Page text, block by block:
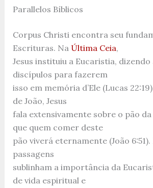
Parallelos Bíblicos
Corpus Christi encontra seu
Escrituras. Na Última Ceia,
Jesus instituiu a Eucaristia, dizendo
discípulos para fazerem
isso em memória d’Ele (Lucas
de João, Jesus
fala extensivamente sobre o pão
que quem comer deste
pão viverá eternamente (João 6:51).
passagens
sublinham a importância da
de vida espiritual e